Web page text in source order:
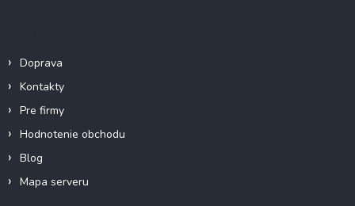
Doprava
Kontakty
Pre firmy
Hodnotenie obchodu
Blog
Mapa serveru